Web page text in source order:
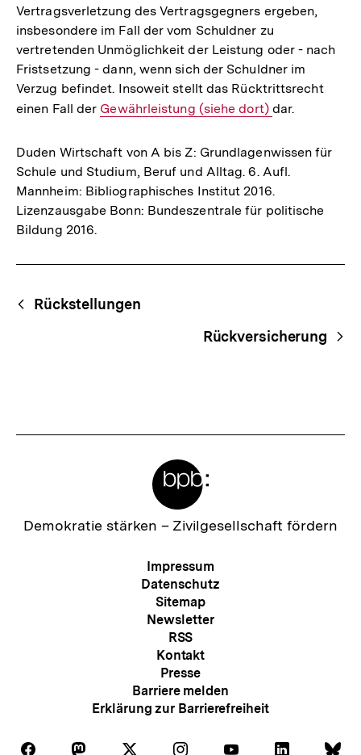
Vertragsverletzung des Vertragsgegners ergeben,
insbesondere im Fall der vom Schuldner zu
vertretenden Unmöglichkeit der Leistung oder - nach
Fristsetzung - dann, wenn sich der Schuldner im
Verzug befindet. Insoweit stellt das Rücktrittsrecht
einen Fall der Interner
Gewährleistung (siehe dort) dar.
Duden Wirtschaft von A bis Z: Grundlagenwissen für
Schule und Studium, Beruf und Alltag. 6. Aufl.
Mannheim: Bibliographisches Institut 2016.
Lizenzausgabe Bonn: Bundeszentrale für politische
Bildung 2016.
Begriffsnavigation
Content-
Navigation
Rückstellungen
Rückversicherung
Zur
Demokratie stärken – Zivilgesellschaft fördern
Meta-
Navigation
Impressum
Datenschutz
Sitemap
Newsletter
RSS
Kontakt
Presse
Barriere melden
Erklärung zur Barrierefreiheit
Auf Auf